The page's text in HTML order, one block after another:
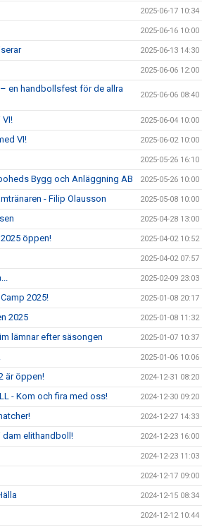
2025-06-17 10:34
2025-06-16 10:00
2025-06-13 14:30
2025-06-06 12:00
en handbollsfest för de allra
2025-06-06 08:40
2025-06-04 10:00
VI! 2025-06-02 10:00
2025-05-26 16:10
Bygg och Anläggning AB 2025-05-26 10:00
- Filip Olausson 2025-05-08 10:00
2025-04-28 13:00
öppen! 2025-04-02 10:52
2025-04-02 07:57
2025-02-09 23:03
2025! 2025-01-08 20:17
2025 2025-01-08 11:32
lämnar efter säsongen 2025-01-07 10:37
2025-01-06 10:06
är öppen! 2024-12-31 08:20
- Kom och fira med oss! 2024-12-30 09:20
2024-12-27 14:33
dam elithandboll! 2024-12-23 16:00
2024-12-23 11:03
2024-12-17 09:00
2024-12-15 08:34
2024-12-12 10:44